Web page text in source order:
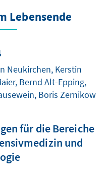
Lebensende
Neukirchen, Kerstin
Bernd Alt-Epping,
Boris Zernikow
für die Bereiche
und